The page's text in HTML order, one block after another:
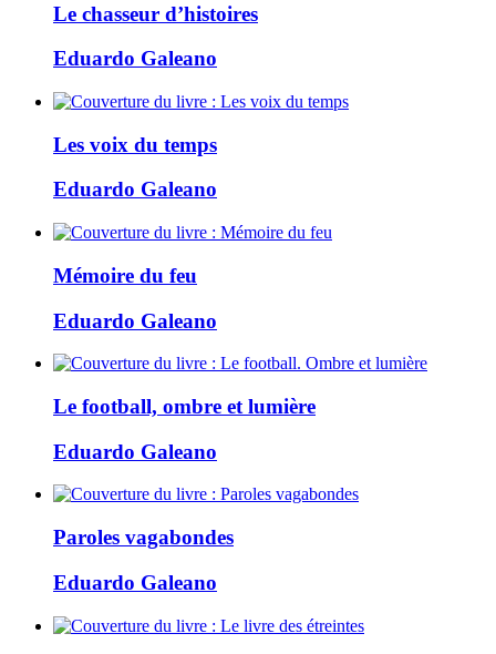
Le chasseur d’histoires
Eduardo Galeano
Les voix du temps
Eduardo Galeano
Mémoire du feu
Eduardo Galeano
Le football, ombre et lumière
Eduardo Galeano
Paroles vagabondes
Eduardo Galeano